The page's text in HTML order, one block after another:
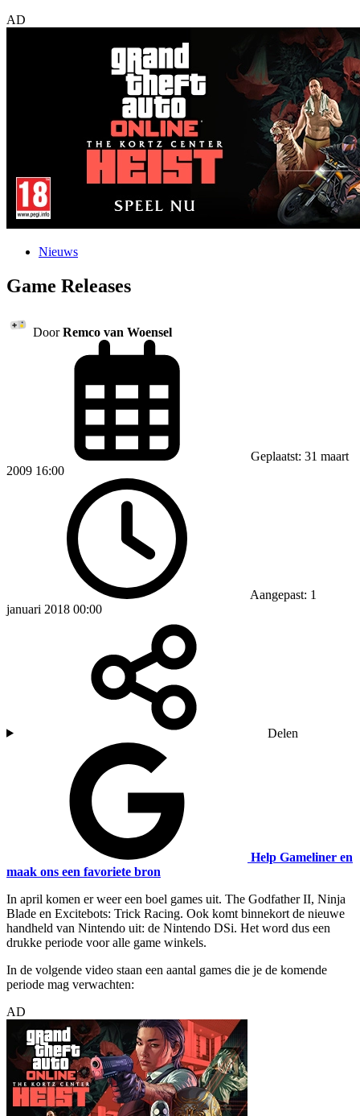
AD
Nieuws
Game Releases
Door Remco van Woensel
Geplaatst: 31 maart
2009 16:00
Aangepast: 1
januari 2018 00:00
Delen
Help Gameliner en
maak ons een favoriete bron
In april komen er weer een boel games uit. The Godfather II, Ninja
Blade en Excitebots: Trick Racing. Ook komt binnekort de nieuwe
handheld van Nintendo uit: de Nintendo DSi. Het word dus een
drukke periode voor alle game winkels.
In de volgende video staan een aantal games die je de komende
periode mag verwachten:
AD